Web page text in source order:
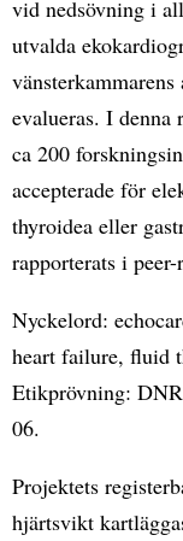
vid nedsövning i
utvalda
evalueras. I denna
ca 200
accepterade för
thyroidea eller
rapporterats i
Nyckelord:
heart failure, fluid
Etikprövning:
06.
Projektets
hjärtsvikt